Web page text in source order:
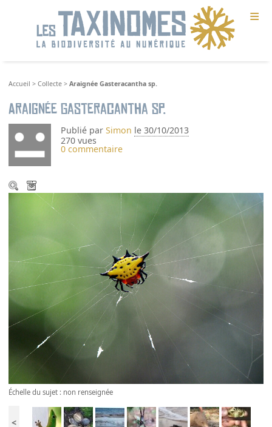
≡
Accueil >Collecte >Araignée Gasteracantha sp.
Araignée Gasteracantha sp.
Publié parSimon le 30/10/2013
270 vues
0 commentaire
Échelle du sujet : non renseignée
<